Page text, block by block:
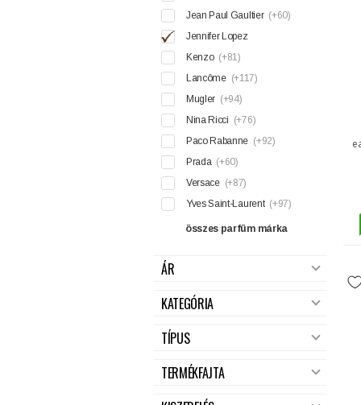
Jean Paul Gaultier (+60)
Jennifer Lopez
Kenzo (+81)
Lancôme (+117)
Mugler (+94)
Nina Ricci (+76)
Paco Rabanne (+92)
Prada (+60)
Versace (+87)
Yves Saint-Laurent (+97)
összes parfüm márka
ÁR
KATEGÓRIA
TÍPUS
TERMÉKFAJTA